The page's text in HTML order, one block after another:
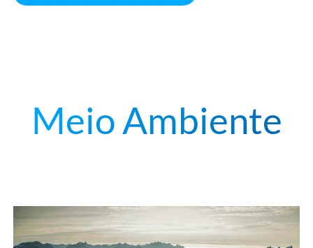
Meio Ambiente